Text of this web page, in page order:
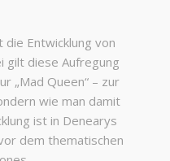
Entwicklung von
gilt diese Aufregung
„Mad Queen“ – zur
wie man damit
ist in Denearys
dem thematischen